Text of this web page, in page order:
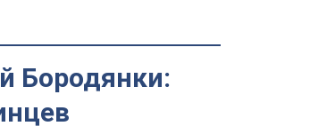
Бородянки: